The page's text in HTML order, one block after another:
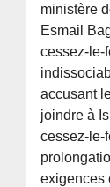
ministère
Esmail
cessez-le-
accusant
joindre à
cessez-le-
exigences